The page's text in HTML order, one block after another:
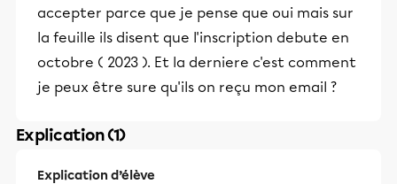
accepter parce que je pense que oui mais sur
la feuille ils disent que l'inscription debute en
octobre ( 2023 ). Et la derniere c'est comment
je peux être sure qu'ils on reçu mon email ?
Explication (1)
Explication d’élève